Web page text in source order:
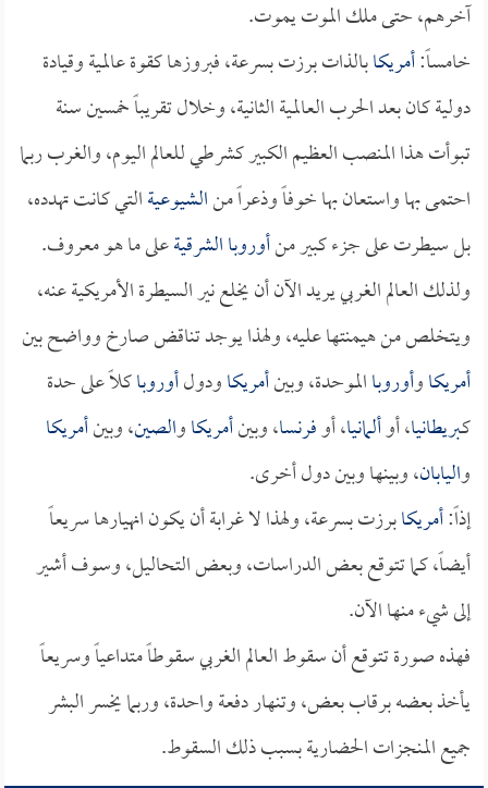
آخرهم، حتى ملك الموت يموت.
خامساً:أمريكابالذات برزت بسرعة، فبروزها كقوة عالمية وقيادة
دولية كان بعد الحرب العالمية الثانية، وخلال تقريباً خمسين سنة
تبوأت هذا المنصب العظيم الكبير كشرطي للعالم اليوم، والغرب ربما
احتمى بها واستعان بها خوفاً وذعراً منالشيوعيةالتي كانت تهدده،
بل سيطرت على جزء كبير منأوروبا الشرقيةعلى ما هو معروف.
ولذلك العالم الغربي يريد الآن أن يخلع نير السيطرة الأمريكية عنه،
ويتخلص من هيمنتها عليه، ولهذا يوجد تناقض صارخ وواضح بين
أمريكاوأوروباالموحدة، وبينأمريكاودولأوروباكلاً على حدة
كـبريطانيا، أوألمانيا، أوفرنسا، وبينأمريكاوالصين، وبينأمريكا
واليابان، وبينها وبين دول أخرى.
إذاً:أمريكابرزت بسرعة، ولهذا لا غرابة أن يكون انهيارها سريعاً
أيضاً، كما تتوقع بعض الدراسات، وبعض التحاليل، وسوف أشير
إلى شيء منها الآن.
فهذه صورة تتوقع أن سقوط العالم الغربي سقوطاً متداعياً وسريعاً
يأخذ بعضه برقاب بعض، وتنهار دفعة واحدة، وربما يخسر البشر
جميع المنجزات الحضارية بسبب ذلك السقوط.